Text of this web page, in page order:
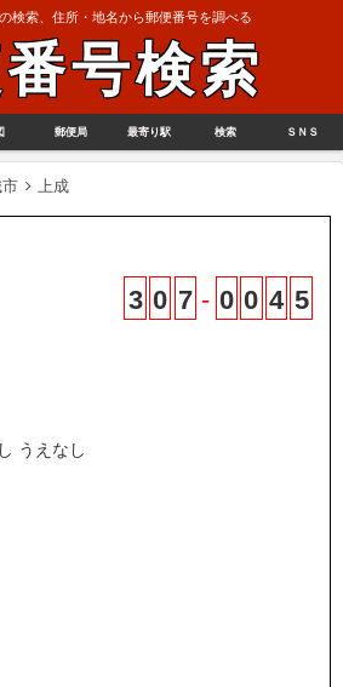
検索、住所・地名から郵便番号を調べる
号検索
郵便局 最寄り駅 検索 ＳＮＳ
上成
3 0 7 - 0 0 4 5
うえなし